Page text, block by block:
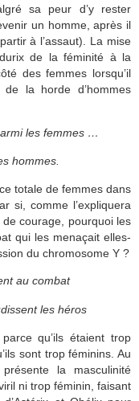
sa peur d’y rester
un homme, après il
à l’assaut). La mise
de la féminité à la
des femmes lorsqu’il
la horde d’hommes
les femmes …
hommes.
totale de femmes dans
si, comme l’expliquera
courage, pourquoi les
qui les menaçait elles-
du chromosome Y ?
au combat
les héros
qu’ils étaient trop
sont trop féminins. Au
la masculinité
ni trop féminin, faisant